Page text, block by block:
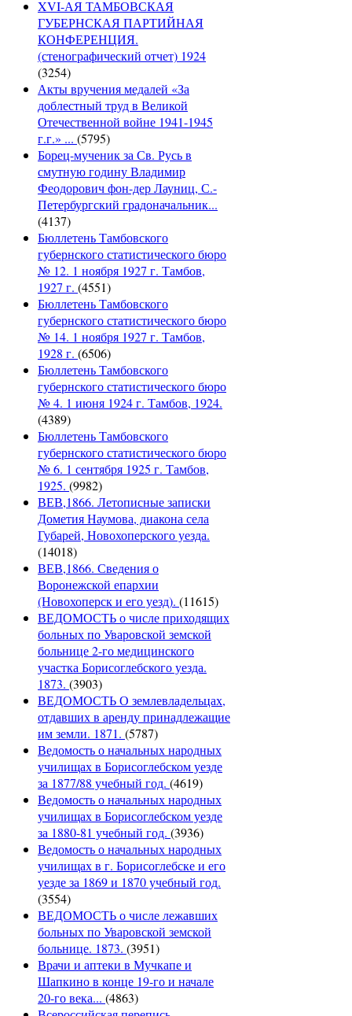
XVI-АЯ ТАМБОВСКАЯ
ГУБЕРНСКАЯ ПАРТИЙНАЯ
КОНФЕРЕНЦИЯ.
(стенографический отчет) 1924
(3254)
Акты вручения медалей «За
доблестный труд в Великой
Отечественной войне 1941-1945
г.г.» ... (5795)
Борец-мученик за Св. Русь в
смутную годину Владимир
Феодорович фон-дер Лауниц, С.-
Петербургский градоначальник...
(4137)
Бюллетень Тамбовского
губернского статистического бюро
№ 12. 1 ноября 1927 г. Тамбов,
1927 г. (4551)
Бюллетень Тамбовского
губернского статистического бюро
№ 14. 1 ноября 1927 г. Тамбов,
1928 г. (6506)
Бюллетень Тамбовского
губернского статистического бюро
№ 4. 1 июня 1924 г. Тамбов, 1924.
(4389)
Бюллетень Тамбовского
губернского статистического бюро
№ 6. 1 сентября 1925 г. Тамбов,
1925. (9982)
ВЕВ,1866. Летописные записки
Дометия Наумова, диакона села
Губарей, Новохоперского уезда.
(14018)
ВЕВ,1866. Сведения о
Воронежской епархии
(Новохоперск и его уезд). (11615)
ВЕДОМОСТЬ о числе приходящих
больных по Уваровской земской
больнице 2-го медицинского
участка Борисоглебского уезда.
1873. (3903)
ВЕДОМОСТЬ О землевладельцах,
отдавших в аренду принадлежащие
им земли. 1871. (5787)
Ведомость о начальных народных
училищах в Борисоглебском уезде
за 1877/88 учебный год. (4619)
Ведомость о начальных народных
училищах в Борисоглебском уезде
за 1880-81 учебный год. (3936)
Ведомость о начальных народных
училищах в г. Борисоглебске и его
уезде за 1869 и 1870 учебный год.
(3554)
ВЕДОМОСТЬ о числе лежавших
больных по Уваровской земской
больнице. 1873. (3951)
Врачи и аптеки в Мучкапе и
Шапкино в конце 19-го и начале
20-го века... (4863)